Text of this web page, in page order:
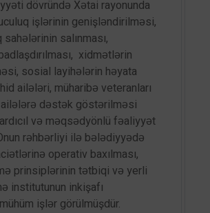
dövründə Xətai rayonunda
işlərinin genişləndirilməsi,
sahələrinin salınması,
xidmətlərin
sosial layihələrin həyata
ailələri, müharibə veteranları
dəstək göstərilməsi
və məqsədyönlü fəaliyyət
rəhbərliyi ilə bələdiyyədə
operativ baxılması,
prinsiplərinin tətbiqi və yerli
institutunun inkişafı
işlər görülmüşdür.